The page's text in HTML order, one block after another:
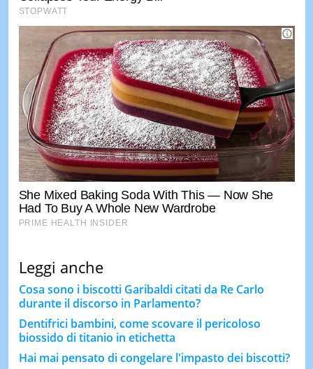
Leggi anche
Cosa sono i biscotti Garibaldi citati da Re Carlo
durante il discorso in Parlamento?
Dentifrici bambini, come scovare il pericoloso
biossido di titanio in etichetta
Hai mai pensato di congelare l'impasto dei biscotti?